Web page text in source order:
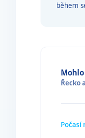
během
Řeckoa
Počasí